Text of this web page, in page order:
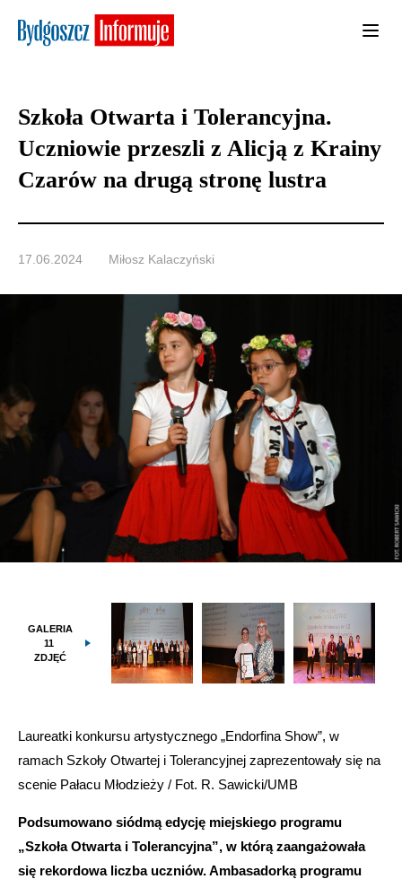
Szkoła Otwarta i Tolerancyjna.
Uczniowie przeszli z Alicją z Krainy
Czarów na drugą stronę lustra
17.06.2024 Miłosz Kalaczyński
GALERIA
11
ZDJĘĆ
Laureatki konkursu artystycznego „Endorfina Show”, w
ramach Szkoły Otwartej i Tolerancyjnej zaprezentowały się na
scenie Pałacu Młodzieży / Fot. R. Sawicki/UMB
Podsumowano siódmą edycję miejskiego programu
„Szkoła Otwarta i Tolerancyjna”, w którą zaangażowała
się rekordowa liczba uczniów. Ambasadorką programu